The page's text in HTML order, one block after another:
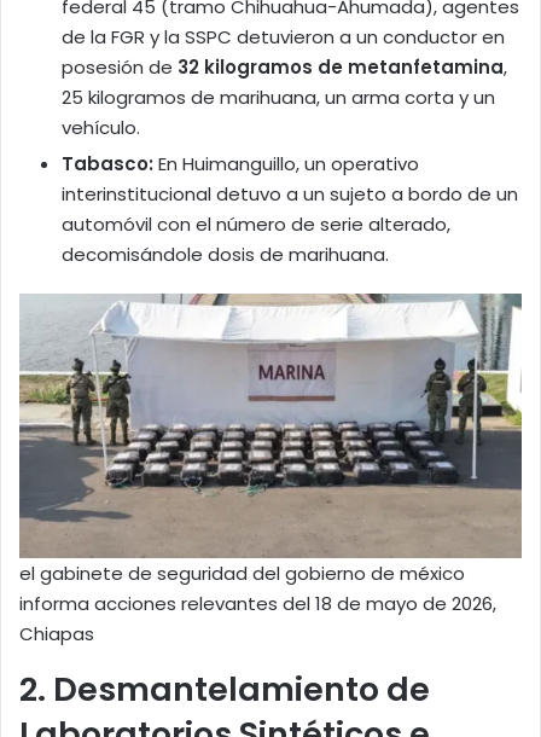
federal 45 (tramo Chihuahua-Ahumada), agentes
de la FGR y la SSPC detuvieron a un conductor en
posesión de 32 kilogramos de metanfetamina,
25 kilogramos de marihuana, un arma corta y un
vehículo.
Tabasco: En Huimanguillo, un operativo
interinstitucional detuvo a un sujeto a bordo de un
automóvil con el número de serie alterado,
decomisándole dosis de marihuana.
el gabinete de seguridad del gobierno de méxico
informa acciones relevantes del 18 de mayo de 2026,
Chiapas
2. Desmantelamiento de